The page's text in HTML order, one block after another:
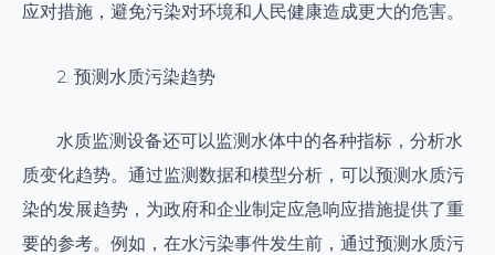
应对措施，避免污染对环境和人民健康造成更大的危害。
2. 预测水质污染趋势
水质监测设备还可以监测水体中的各种指标，分析水
质变化趋势。通过监测数据和模型分析，可以预测水质污
染的发展趋势，为政府和企业制定应急响应措施提供了重
要的参考。例如，在水污染事件发生前，通过预测水质污